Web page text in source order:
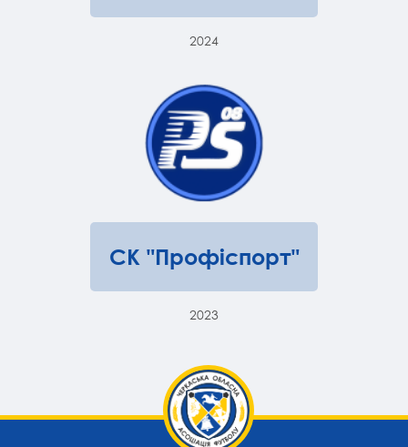
2024
СК "Профіспорт"
2023